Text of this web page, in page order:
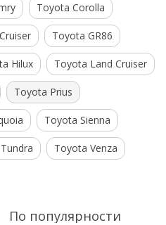
Toyota Corolla
Toyota GR86
Hilux Toyota Land Cruiser
Toyota Prius
Toyota Sienna
Toyota Venza
По популярности